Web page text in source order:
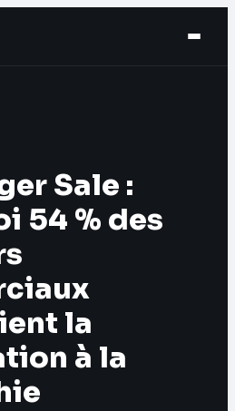
Sale :
54 % des
la
à la